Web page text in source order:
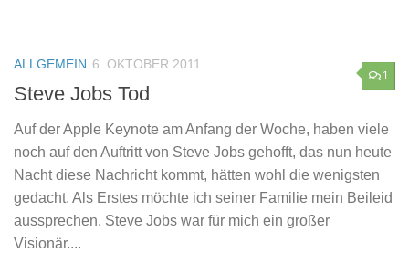
1
ALLGEMEIN 6. OKTOBER 2011
Steve Jobs Tod
Auf der Apple Keynote am Anfang der Woche, haben viele
noch auf den Auftritt von Steve Jobs gehofft, das nun heute
Nacht diese Nachricht kommt, hätten wohl die wenigsten
gedacht. Als Erstes möchte ich seiner Familie mein Beileid
aussprechen. Steve Jobs war für mich ein großer
Visionär....